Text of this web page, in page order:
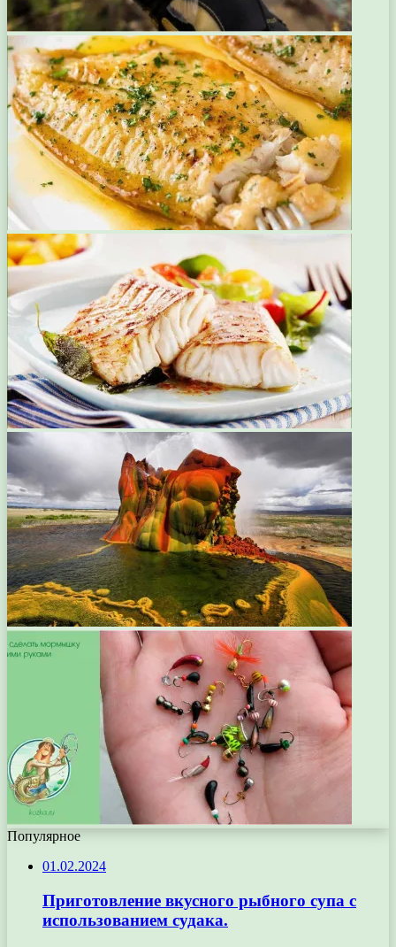
Популярное
01.02.2024
Приготовление вкусного рыбного супа с
использованием судака.